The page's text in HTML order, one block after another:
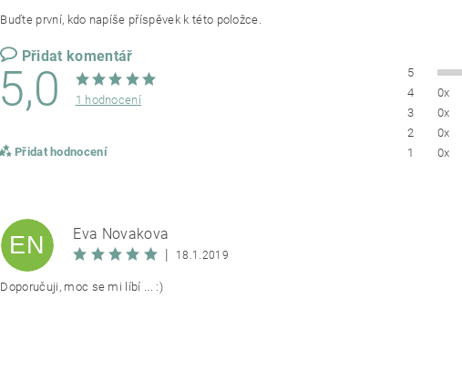
Buďte první, kdo napíše příspěvek k této položce.
Přidat komentář
5,0 1 hodnocení
Přidat hodnocení
5
4
0x
3
0x
2
0x
1
0x
EN
Eva Novakova
|
18.1.2019
Doporučuji, moc se mi líbí ... :)